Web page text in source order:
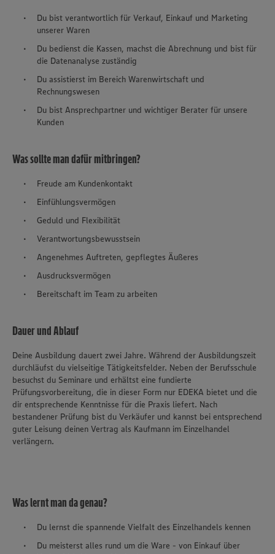
Du bist verantwortlich für Verkauf, Einkauf und Marketing
unserer Waren
Du bedienst die Kassen, machst die Abrechnung und bist für
die Datenanalyse zuständig
Du assistierst im Bereich Warenwirtschaft und
Rechnungswesen
Du bist Ansprechpartner und wichtiger Berater für unsere
Kunden
Was sollte man dafür mitbringen?
Freude am Kundenkontakt
Einfühlungsvermögen
Geduld und Flexibilität
Verantwortungsbewusstsein
Angenehmes Auftreten, gepflegtes Äußeres
Ausdrucksvermögen
Bereitschaft im Team zu arbeiten
Dauer und Ablauf
Deine Ausbildung dauert zwei Jahre. Während der Ausbildungszeit
durchläufst du vielseitige Tätigkeitsfelder. Neben der Berufsschule
besuchst du Seminare und erhältst eine fundierte
Prüfungsvorbereitung, die in dieser Form nur EDEKA bietet und die
dir entsprechende Kenntnisse für die Praxis liefert. Nach
bestandener Prüfung bist du Verkäufer und kannst bei entsprechend
guter Leisung deinen Vertrag als Kaufmann im Einzelhandel
verlängern.
Was lernt man da genau?
Du lernst die spannende Vielfalt des Einzelhandels kennen
Du meisterst alles rund um die Ware - von Einkauf über